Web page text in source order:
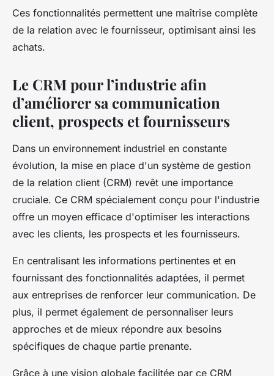
Ces fonctionnalités permettent une maîtrise complète
de la relation avec le fournisseur, optimisant ainsi les
achats.
Le CRM pour l’industrie afin
d’améliorer sa communication
client, prospects et fournisseurs
Dans un environnement industriel en constante
évolution, la mise en place d'un système de gestion
de la relation client (CRM) revêt une importance
cruciale. Ce CRM spécialement conçu pour l'industrie
offre un moyen efficace d'optimiser les interactions
avec les clients, les prospects et les fournisseurs.
En centralisant les informations pertinentes et en
fournissant des fonctionnalités adaptées, il permet
aux entreprises de renforcer leur communication. De
plus, il permet également de personnaliser leurs
approches et de mieux répondre aux besoins
spécifiques de chaque partie prenante.
Grâce à une vision globale facilitée par ce CRM